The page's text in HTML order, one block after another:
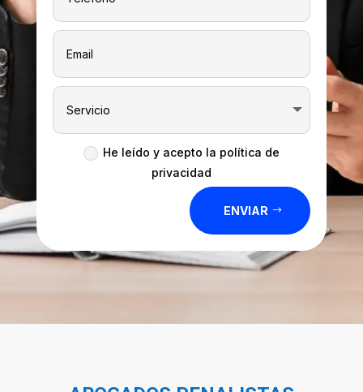
He leído y acepto la política de
privacidad
ENVIAR